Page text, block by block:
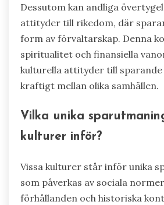
Dessutom kan andliga
attityder till rikedom, där
form av förvaltarskap. Denna
spiritualitet och finansiella
kulturella attityder till sparande
kraftigt mellan olika samhällen.
Vilka unika
kulturer inför?
Vissa kulturer står inför unika
som påverkas av sociala
förhållanden och historiska